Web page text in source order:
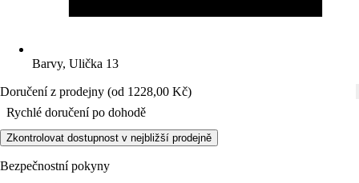
Barvy, Ulička 13
Doručení z prodejny (od 1228,00 Kč)
Rychlé doručení po dohodě
Zkontrolovat dostupnost v nejbližší prodejně
Bezpečnostní pokyny